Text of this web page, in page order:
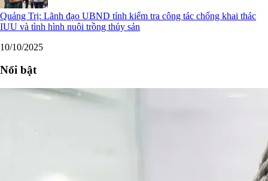
Quảng Trị: Lãnh đạo UBND tỉnh kiểm tra công tác chống khai thác
IUU và tình hình nuôi trồng thủy sản
10/10/2025
Nổi bật